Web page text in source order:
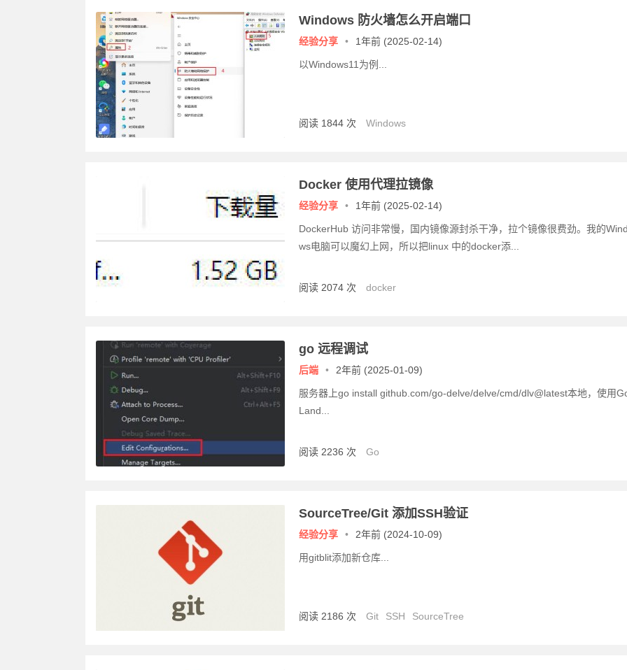
Windows 防火墙怎么开启端口
经验分享 • 1年前 (2025-02-14)
以Windows11为例...
阅读 1844 次 Windows
Docker 使用代理拉镜像
经验分享 • 1年前 (2025-02-14)
DockerHub 访问非常慢，国内镜像源封杀干净，拉个镜像很费劲。我的
ws电脑可以魔幻上网，所以把linux 中的docker添...
阅读 2074 次 docker
go 远程调试
后端 • 2年前 (2025-01-09)
服务器上go install github.com/go-delve/delve/cmd/dlv@latest本地，使用
Land...
阅读 2236 次 Go
SourceTree/Git 添加SSH验证
经验分享 • 2年前 (2024-10-09)
用gitblit添加新仓库...
阅读 2186 次 Git SSH SourceTree